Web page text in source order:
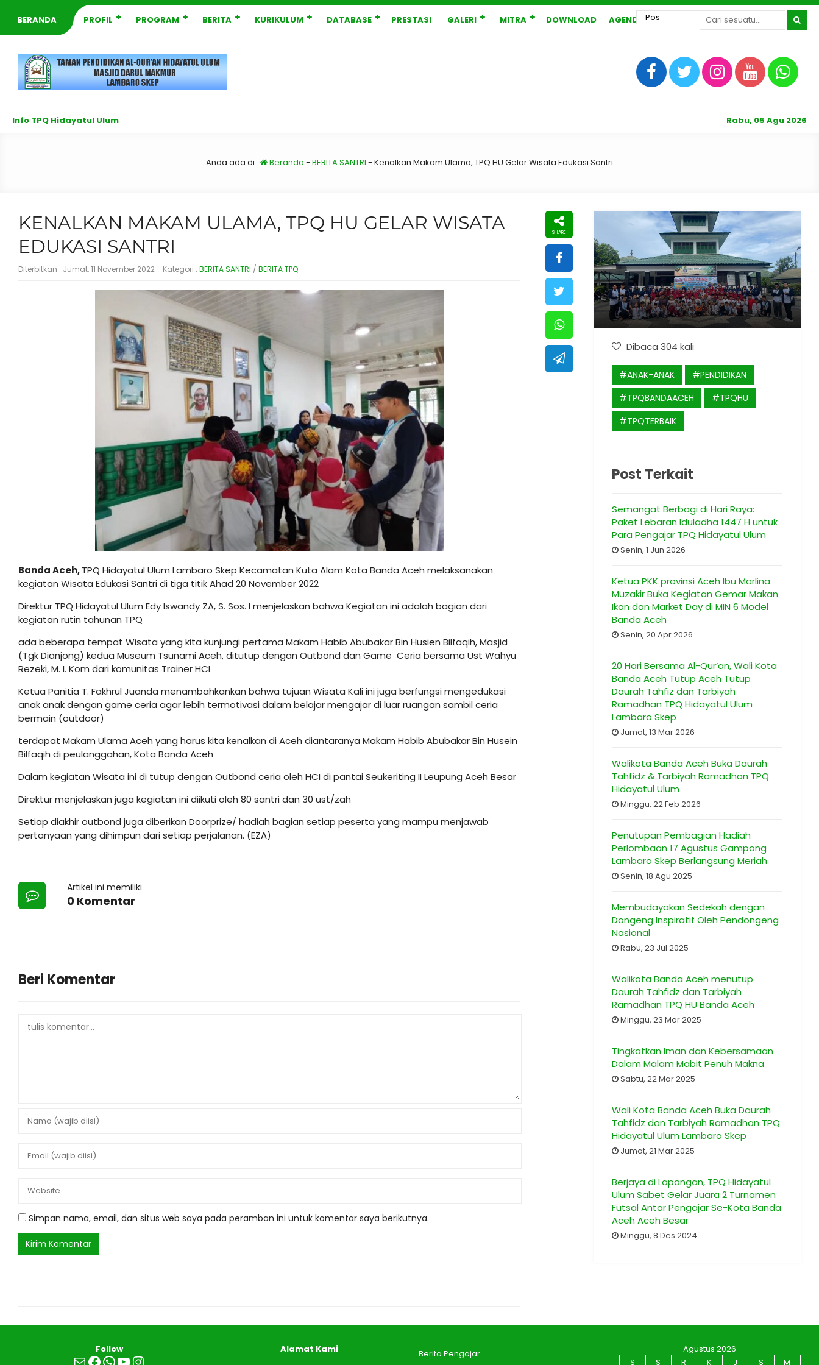
BERANDA PROFIL PROGRAM BERITA KURIKULUM DATABASE PRESTASI GALERI MITRA DOWNLOAD AGENDA
Info TPQ Hidayatul Ulum Rabu, 05 Agu 2026
Anda ada di : Beranda - BERITA SANTRI - Kenalkan Makam Ulama, TPQ HU Gelar Wisata Edukasi Santri
KENALKAN MAKAM ULAMA, TPQ HU GELAR WISATA
EDUKASI SANTRI
Diterbitkan : Jumat, 11 November 2022- Kategori : BERITA SANTRI / BERITA TPQ
Banda Aceh,TPQ Hidayatul Ulum Lambaro Skep Kecamatan Kuta Alam Kota Banda Aceh melaksanakan
kegiatan Wisata Edukasi Santri di tiga titik Ahad 20 November 2022
Direktur TPQ Hidayatul Ulum Edy Iswandy ZA, S. Sos. I menjelaskan bahwa Kegiatan ini adalah bagian dari
kegiatan rutin tahunan TPQ
ada beberapa tempat Wisata yang kita kunjungi pertama Makam Habib Abubakar Bin Husien Bilfaqih, Masjid
(Tgk Dianjong) kedua Museum Tsunami Aceh, ditutup dengan Outbond dan Game Ceria bersama Ust Wahyu
Rezeki, M. I. Kom dari komunitas Trainer HCI
Ketua Panitia T. Fakhrul Juanda menambahkankan bahwa tujuan Wisata Kali ini juga berfungsi mengedukasi
anak anak dengan game ceria agar lebih termotivasi dalam belajar mengajar di luar ruangan sambil ceria
bermain (outdoor)
terdapat Makam Ulama Aceh yang harus kita kenalkan di Aceh diantaranya Makam Habib Abubakar Bin Husein
Bilfaqih di peulanggahan, Kota Banda Aceh
Dalam kegiatan Wisata ini di tutup dengan Outbond ceria oleh HCI di pantai Seukeriting II Leupung Aceh Besar
Direktur menjelaskan juga kegiatan ini diikuti oleh 80 santri dan 30 ust/zah
Setiap diakhir outbond juga diberikan Doorprize/ hadiah bagian setiap peserta yang mampu menjawab
pertanyaan yang dihimpun dari setiap perjalanan. (EZA)
Artikel ini memiliki
0 Komentar
Beri Komentar
Simpan nama, email, dan situs web saya pada peramban ini untuk komentar saya berikutnya.
Dibaca 304 kali
#ANAK-ANAK
#PENDIDIKAN
#TPQBANDAACEH
#TPQHU
#TPQTERBAIK
Post Terkait
Semangat Berbagi di Hari Raya:
Paket Lebaran Iduladha 1447 H untuk
Para Pengajar TPQ Hidayatul Ulum
Senin, 1 Jun 2026
Ketua PKK provinsi Aceh Ibu Marlina
Muzakir Buka Kegiatan Gemar Makan
Ikan dan Market Day di MIN 6 Model
Banda Aceh
Senin, 20 Apr 2026
20 Hari Bersama Al-Qur’an, Wali Kota
Banda Aceh Tutup Aceh Tutup
Daurah Tahfiz dan Tarbiyah
Ramadhan TPQ Hidayatul Ulum
Lambaro Skep
Jumat, 13 Mar 2026
Walikota Banda Aceh Buka Daurah
Tahfidz & Tarbiyah Ramadhan TPQ
Hidayatul Ulum
Minggu, 22 Feb 2026
Penutupan Pembagian Hadiah
Perlombaan 17 Agustus Gampong
Lambaro Skep Berlangsung Meriah
Senin, 18 Agu 2025
Membudayakan Sedekah dengan
Dongeng Inspiratif Oleh Pendongeng
Nasional
Rabu, 23 Jul 2025
Walikota Banda Aceh menutup
Daurah Tahfidz dan Tarbiyah
Ramadhan TPQ HU Banda Aceh
Minggu, 23 Mar 2025
Tingkatkan Iman dan Kebersamaan
Dalam Malam Mabit Penuh Makna
Sabtu, 22 Mar 2025
Wali Kota Banda Aceh Buka Daurah
Tahfidz dan Tarbiyah Ramadhan TPQ
Hidayatul Ulum Lambaro Skep
Jumat, 21 Mar 2025
Berjaya di Lapangan, TPQ Hidayatul
Ulum Sabet Gelar Juara 2 Turnamen
Futsal Antar Pengajar Se-Kota Banda
Aceh Aceh Besar
Minggu, 8 Des 2024
Follow
MailFacebook
WhatsApp
YouTube
Instagram
Alamat Kami Berita Pengajar
Agustus 2026
S
S R K J S M